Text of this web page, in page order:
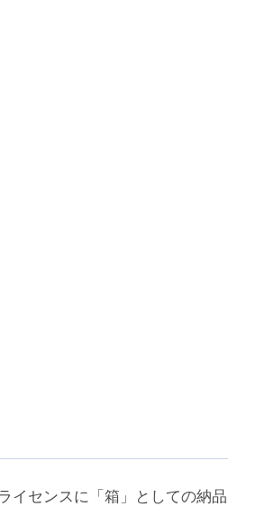
イセンスに「箱」としての納品